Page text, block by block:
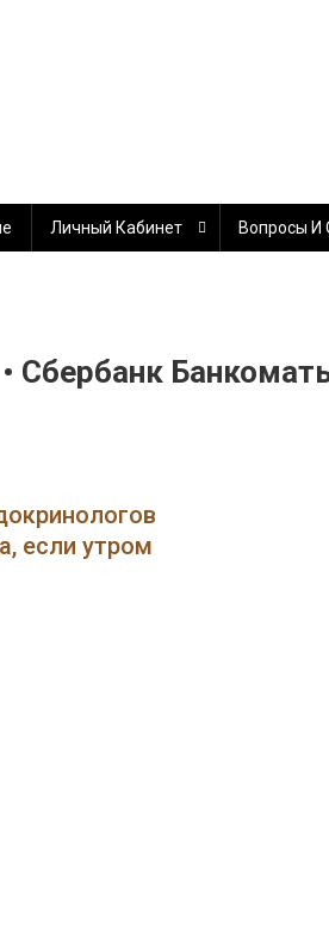
Личный Кабинет Вопросы И
Сбербанк
если утром